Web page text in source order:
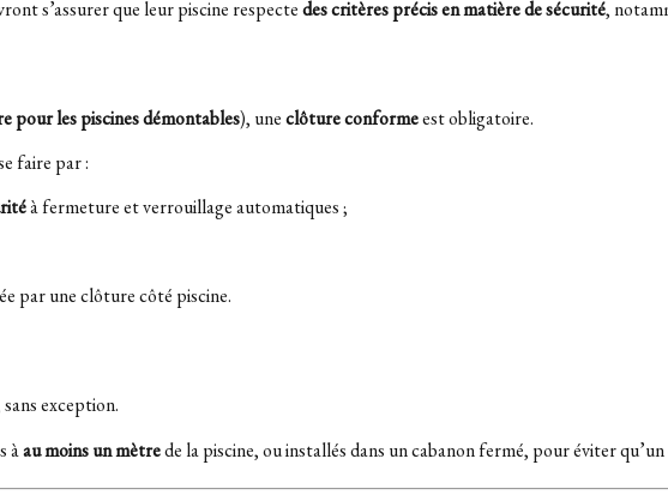
s’assurer que leur piscine respectedes critères précis en matière de sécurité,
pour les piscines démontables), uneclôture conformeest obligatoire.
faire par :
à fermeture et verrouillage automatiques ;
par une clôture côté piscine.
sans exception.
àau moins un mètrede la piscine, ou installés dans un cabanon fermé, pour éviter